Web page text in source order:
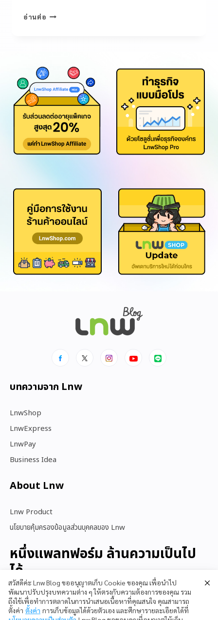
อ่านต่อ
บทความจาก Lnw
LnwShop
LnwExpress
LnwPay
Business Idea
About Lnw​
Lnw Product
นโยบายคุ้มครองข้อมูลส่วนบุคคลของ Lnw
หนึ่งแพลทฟอร์ม ล้านความเป็นไป
ได้
สนใจใช้ LnwShop
สวัสดีค่ะ Lnw Blog ขออนุญาตเก็บ Cookie ของคุณ เพื่อนำไป
พัฒนาปรับปรุงบทความต่าง ๆ ให้ตรงกับความต้องการของคุณ รวม
ถึงใช้เพื่อทำการตลาดในการนำเสนอเนื้อหาที่คุณสนใจ คุณสามารถ
ตั้งค่า ตั้งค่า การเก็บข้อมูลได้ด้วยตัวเอง และศึกษารายละเอียดได้ที่